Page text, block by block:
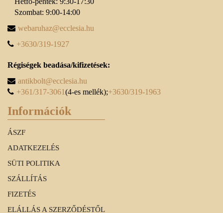
Szombat: 9:00-14:00
webaruhaz@ecclesia.hu
+3630/319-1927
Régiségek beadása/kifizetések:
antikbolt@ecclesia.hu
+361/317-3061(4-es mellék);+3630/319-1963
Információk
ÁSZF
ADATKEZELÉS
SÜTI POLITIKA
SZÁLLÍTÁS
FIZETÉS
ELÁLLÁS A SZERZŐDÉSTŐL